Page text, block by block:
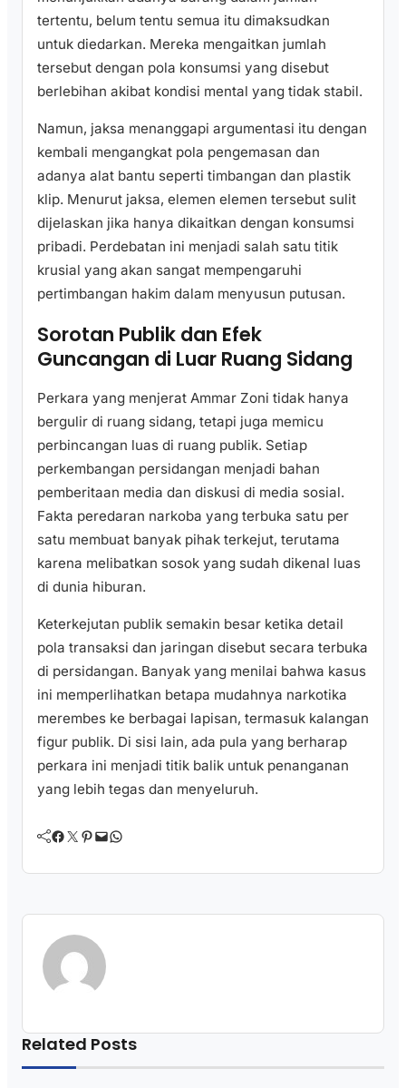
tertentu, belum tentu semua itu dimaksudkan
untuk diedarkan. Mereka mengaitkan jumlah
tersebut dengan pola konsumsi yang disebut
berlebihan akibat kondisi mental yang tidak stabil.
Namun, jaksa menanggapi argumentasi itu dengan
kembali mengangkat pola pengemasan dan
adanya alat bantu seperti timbangan dan plastik
klip. Menurut jaksa, elemen elemen tersebut sulit
dijelaskan jika hanya dikaitkan dengan konsumsi
pribadi. Perdebatan ini menjadi salah satu titik
krusial yang akan sangat mempengaruhi
pertimbangan hakim dalam menyusun putusan.
Sorotan Publik dan Efek
Guncangan di Luar Ruang Sidang
Perkara yang menjerat Ammar Zoni tidak hanya
bergulir di ruang sidang, tetapi juga memicu
perbincangan luas di ruang publik. Setiap
perkembangan persidangan menjadi bahan
pemberitaan media dan diskusi di media sosial.
Fakta peredaran narkoba yang terbuka satu per
satu membuat banyak pihak terkejut, terutama
karena melibatkan sosok yang sudah dikenal luas
di dunia hiburan.
Keterkejutan publik semakin besar ketika detail
pola transaksi dan jaringan disebut secara terbuka
di persidangan. Banyak yang menilai bahwa kasus
ini memperlihatkan betapa mudahnya narkotika
merembes ke berbagai lapisan, termasuk kalangan
figur publik. Di sisi lain, ada pula yang berharap
perkara ini menjadi titik balik untuk penanganan
yang lebih tegas dan menyeluruh.
Facebook Twitter Pinterest Mail WhatsApp
Related Posts